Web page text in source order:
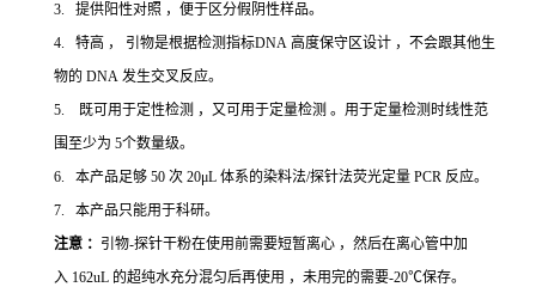
3. 提供阳性对照 ，便于区分假阴性样品。
4. 特高 ， 引物是根据检测指标DNA 高度保守区设计 ，不会跟其他生
物的 DNA 发生交叉反应。
5. 既可用于定性检测 ，又可用于定量检测 。用于定量检测时线性范
围至少为 5个数量级。
6. 本产品足够 50 次 20μL 体系的染料法/探针法荧光定量 PCR 反应。
7. 本产品只能用于科研。
注意 ： 引物-探针干粉在使用前需要短暂离心 ，然后在离心管中加
入 162uL 的超纯水充分混匀后再使用 ，未用完的需要-20℃保存。